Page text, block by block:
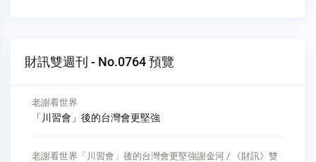
財訊雙週刊 - No.0764 預覽
股海祕辛
「全民炒股」下的生存之道
從當沖盛行到ＥＴＦ的狂熱，市場已進入「全民炒股」環境；